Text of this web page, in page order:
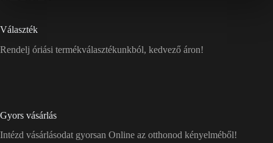
Választék
Rendelj óriási termékválasztékunkból, kedvező áron!
Gyors vásárlás
Intézd vásárlásodat gyorsan Online az otthonod kényelméből!